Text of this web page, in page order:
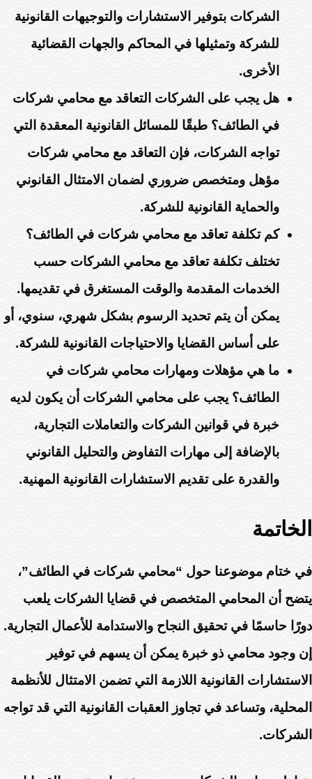
الشركات بتوفير الاستشارات والتوجيهات القانونية
للشركة وتمثيلها في المحاكم والجهات القضائية
الأخرى.
هل يجب على الشركات التعاقد مع محامي شركات
في الطائف؟ طبقًا للمسائل القانونية المعقدة التي
تواجه الشركات، فإن التعاقد مع محامي شركات
مؤهل ومتخصص ضروري لضمان الامتثال القانوني
والحماية القانونية للشركة.
كم تكلفة تعاقد مع محامي شركات في الطائف؟
تختلف تكلفة تعاقد مع محامي الشركات حسب
الخدمات المقدمة والوقت المستغرق في تقديمها.
يمكن أن يتم تحديد الرسوم بشكل شهري، سنوي، أو
على أساس القضايا والاحتياجات القانونية للشركة.
ما هي مؤهلات ومهارات محامي شركات في
الطائف؟ يجب على محامي الشركات أن يكون لديه
خبرة في قوانين الشركات والتعاملات التجارية،
بالإضافة إلى مهارات التفاوض والتحليل القانوني
والقدرة على تقديم الاستشارات القانونية المهنية.
الخاتمة
في ختام موضوعنا حول “محامي شركات في الطائف”،
يتضح أن المحامي المتخصص في قضايا الشركات يلعب
دورًا حاسمًا في تحقيق النجاح والاستدامة للأعمال التجارية.
إن وجود محامي ذو خبرة يمكن أن يسهم في توفير
الاستشارات القانونية اللازمة التي تضمن الامتثال للأنظمة
المحلية، وتساعد في تجاوز العقبات القانونية التي قد تواجه
الشركات.